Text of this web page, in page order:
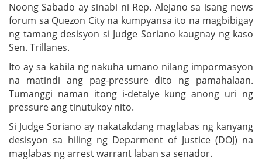
Noong Sabado ay sinabi ni Rep. Alejano sa isang news
forum sa Quezon City na kumpyansa ito na magbibigay
ng tamang desisyon si Judge Soriano kaugnay ng kaso
Sen. Trillanes.
Ito ay sa kabila ng nakuha umano nilang impormasyon
na matindi ang pag-pressure dito ng pamahalaan.
Tumanggi naman itong i-detalye kung anong uri ng
pressure ang tinutukoy nito.
Si Judge Soriano ay nakatakdang maglabas ng kanyang
desisyon sa hiling ng Deparment of Justice (DOJ) na
maglabas ng arrest warrant laban sa senador.